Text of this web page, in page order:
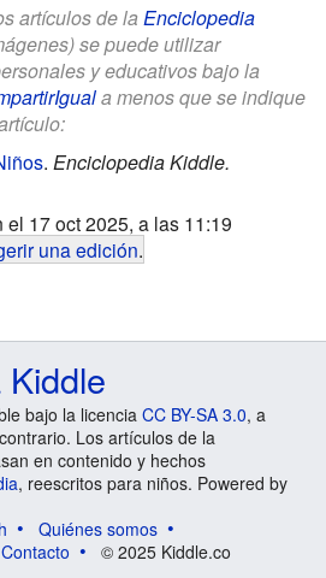
artículos de la Enciclopedia
se puede utilizar
y educativos bajo la
a menos que se indique
. Enciclopedia Kiddle.
el 17 oct 2025, a las 11:19
una edición.
bajo la licencia CC BY-SA 3.0, a
Los artículos de la
en contenido y hechos
, reescritos para niños. Powered by
Quiénes somos
Contacto © 2025 Kiddle.co